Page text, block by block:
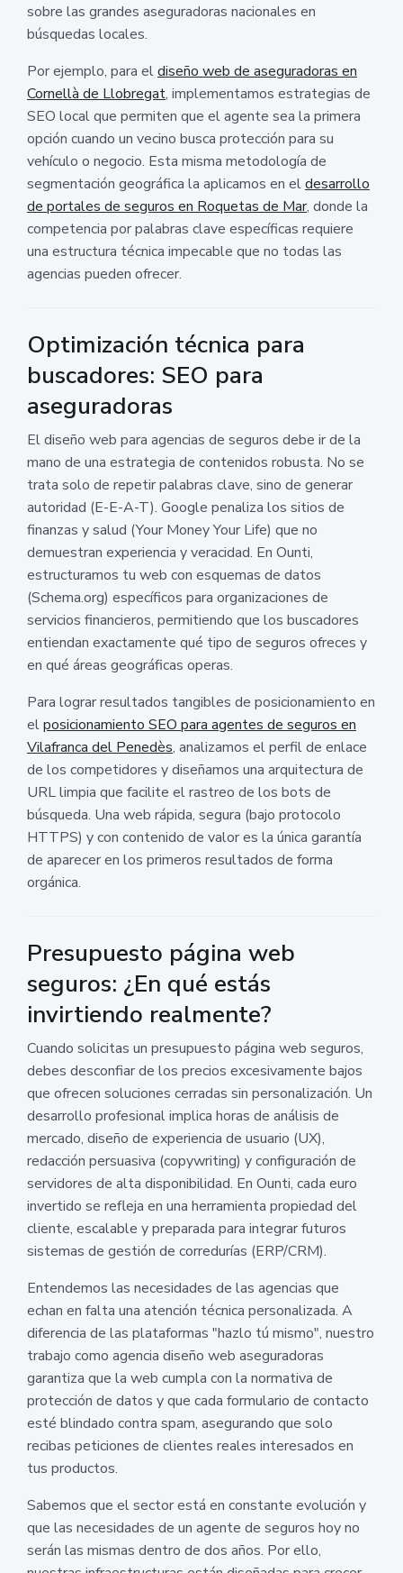
sobre las grandes aseguradoras nacionales en
búsquedas locales.
Por ejemplo, para eldiseño web de aseguradoras en
Cornellà de Llobregat, implementamos estrategias de
SEO local que permiten que el agente sea la primera
opción cuando un vecino busca protección para su
vehículo o negocio. Esta misma metodología de
segmentación geográfica la aplicamos en eldesarrollo
de portales de seguros en Roquetas de Mar, donde la
competencia por palabras clave específicas requiere
una estructura técnica impecable que no todas las
agencias pueden ofrecer.
Optimización técnica para
buscadores: SEO para
aseguradoras
El diseño web para agencias de seguros debe ir de la
mano de una estrategia de contenidos robusta. No se
trata solo de repetir palabras clave, sino de generar
autoridad (E-E-A-T). Google penaliza los sitios de
finanzas y salud (Your Money Your Life) que no
demuestran experiencia y veracidad. En Ounti,
estructuramos tu web con esquemas de datos
(Schema.org) específicos para organizaciones de
servicios financieros, permitiendo que los buscadores
entiendan exactamente qué tipo de seguros ofreces y
en qué áreas geográficas operas.
Para lograr resultados tangibles de posicionamiento en
elposicionamiento SEO para agentes de seguros en
Vilafranca del Penedès, analizamos el perfil de enlace
de los competidores y diseñamos una arquitectura de
URL limpia que facilite el rastreo de los bots de
búsqueda. Una web rápida, segura (bajo protocolo
HTTPS) y con contenido de valor es la única garantía
de aparecer en los primeros resultados de forma
orgánica.
Presupuesto página web
seguros: ¿En qué estás
invirtiendo realmente?
Cuando solicitas un presupuesto página web seguros,
debes desconfiar de los precios excesivamente bajos
que ofrecen soluciones cerradas sin personalización. Un
desarrollo profesional implica horas de análisis de
mercado, diseño de experiencia de usuario (UX),
redacción persuasiva (copywriting) y configuración de
servidores de alta disponibilidad. En Ounti, cada euro
invertido se refleja en una herramienta propiedad del
cliente, escalable y preparada para integrar futuros
sistemas de gestión de corredurías (ERP/CRM).
Entendemos las necesidades de las agencias que
echan en falta una atención técnica personalizada. A
diferencia de las plataformas "hazlo tú mismo", nuestro
trabajo como agencia diseño web aseguradoras
garantiza que la web cumpla con la normativa de
protección de datos y que cada formulario de contacto
esté blindado contra spam, asegurando que solo
recibas peticiones de clientes reales interesados en
tus productos.
Sabemos que el sector está en constante evolución y
que las necesidades de un agente de seguros hoy no
serán las mismas dentro de dos años. Por ello,